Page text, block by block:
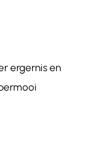
ergernis en